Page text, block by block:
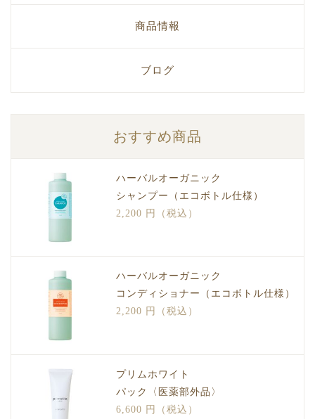
商品情報
ブログ
おすすめ商品
ハーバルオーガニック
シャンプー（エコボトル仕様）
2,200 円（税込）
ハーバルオーガニック
コンディショナー（エコボトル仕様）
2,200 円（税込）
プリムホワイト
パック〈医薬部外品〉
6,600 円（税込）